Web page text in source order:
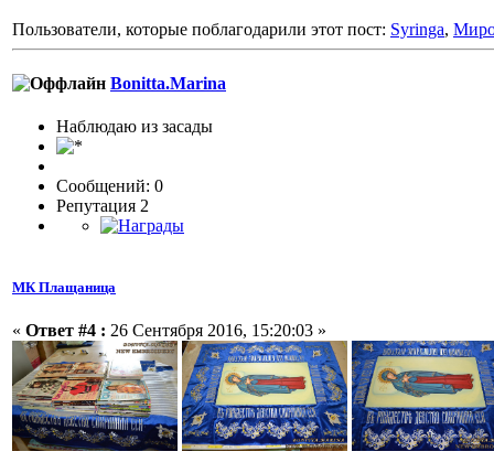
Пользователи, которые поблагодарили этот пост: Syringa,
Bonitta.Marina
Наблюдаю из засады
Сообщений: 0
Репутация 2
МК Плащаница
« Ответ #4 : 26 Сентября 2016, 15:20:03 »